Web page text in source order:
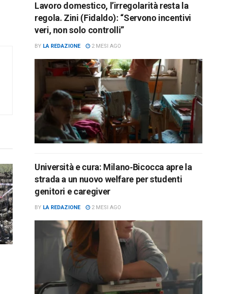
Lavoro domestico, l’irregolarità resta la
regola. Zini (Fidaldo): “Servono incentivi
veri, non solo controlli”
BY LA REDAZIONE 2 MESI AGO
Università e cura: Milano‑Bicocca apre la
strada a un nuovo welfare per studenti
genitori e caregiver
BY LA REDAZIONE 2 MESI AGO